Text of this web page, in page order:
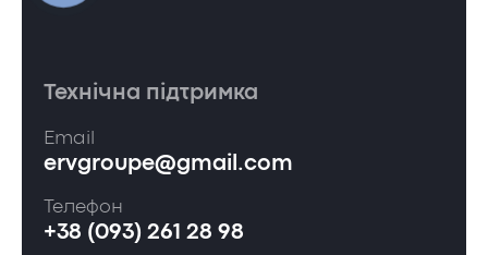
Технічна підтримка
Email
ervgroupe@gmail.com
Телефон
+38 (093) 261 28 98